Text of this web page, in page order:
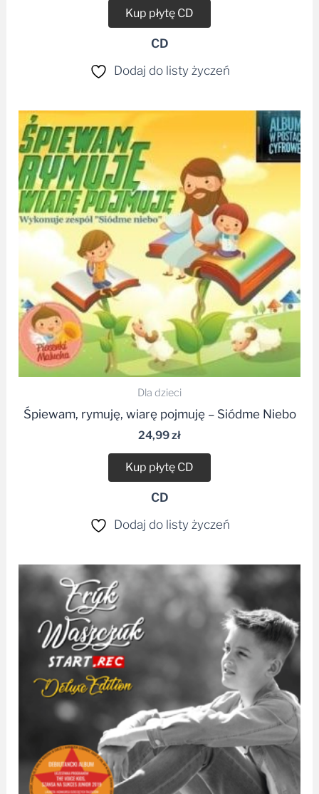
Kup płytę CD
CD
Dodaj do listy życzeń
Dla dzieci
Śpiewam, rymuję, wiarę pojmuję – Siódme Niebo
24,99zł
Kup płytę CD
CD
Dodaj do listy życzeń